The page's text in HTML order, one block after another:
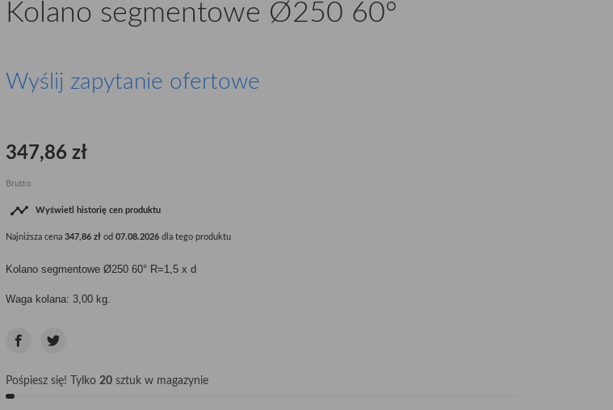
Kolano segmentowe Ø250 60°
Wyślij zapytanie ofertowe
347,86 zł
Brutto
 Wyświetl historię cen produktu
Najniższa cena 347,86 zł od 07.08.2026 dla tego produktu
Kolano segmentowe Ø250 60° R=1,5 x d
Waga kolana: 3,00 kg.
Pośpiesz się! Tylko 20 sztuk w magazynie